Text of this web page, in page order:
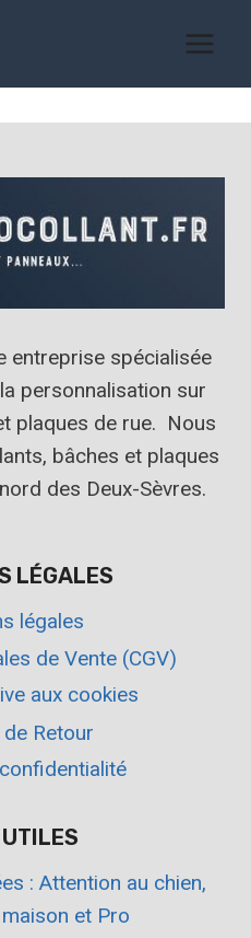
entreprise spécialisée
personnalisation sur
plaques de rue. Nous
bâches et plaques
des Deux-Sèvres.
LÉGALES
légales
de Vente (CGV)
aux cookies
Retour
: Attention au chien,
et Pro